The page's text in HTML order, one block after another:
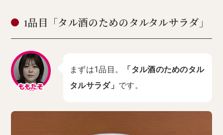
1品目「タル酒のためのタルタルサラダ」
まずは1品目。
「タル酒のためのタル
タルサラダ」 です。